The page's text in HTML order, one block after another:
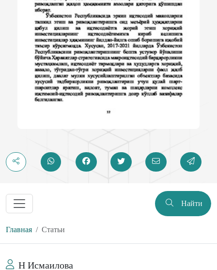
Найти
Главная Статьи
Н Исмаилова